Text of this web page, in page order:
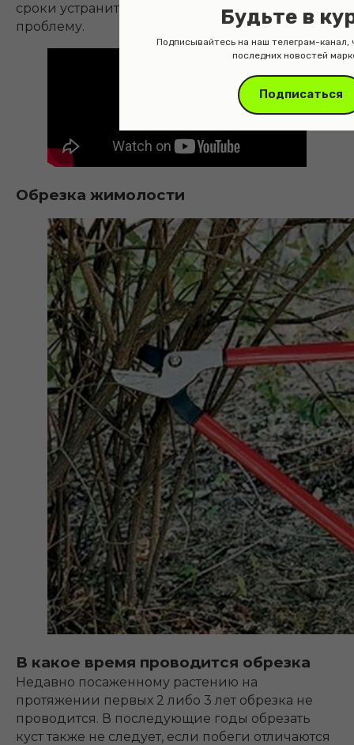
Будьте в
Подписывайтесь на наш телеграм-канал,
последних новостей
Подписаться
сроки устранить любую возникнувшую
проблему.
Обрезка жимолости
В какое время проводится обрезка
Недавно посаженному растению на
протяжении первых 2 либо 3 лет обрезка не
проводится. В последующие годы обрезать
куст также не следует, если побеги отличаются